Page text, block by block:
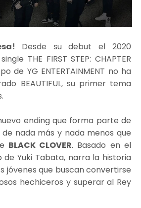
Desde su debut el 2020
THE FIRST STEP: CHAPTER
de YG ENTERTAINMENT no ha
BEAUTIFUL, su primer tema
ending que forma parte de
de nada más y nada menos que
BLACK CLOVER. Basado en el
de Yuki Tabata, narra la historia
jóvenes que buscan convertirse
hechiceros y superar al Rey